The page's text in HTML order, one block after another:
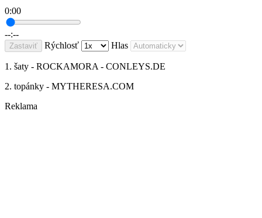
0:00
--:--
Zastaviť Rýchlosť Hlas
1. šaty - ROCKAMORA - CONLEYS.DE
2. topánky - MYTHERESA.COM
Reklama